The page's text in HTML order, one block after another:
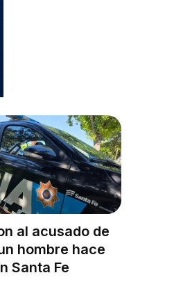
al acusado de
hombre hace
Santa Fe